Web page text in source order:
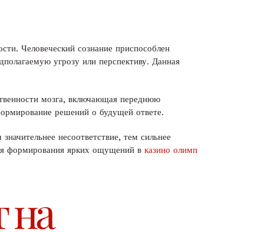
Человеческий сознание приспособлен
угрозу или перспективу. Данная
мозга, включающая переднюю
решений о будущей ответе.
несоответствие, тем сильнее
формирования ярких ощущений в казино олимп
на